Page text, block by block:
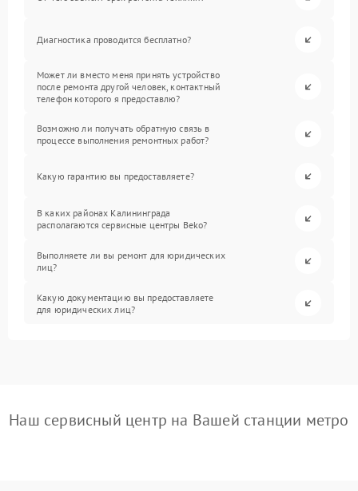
Диагностика проводится бесплатно?
Может ли вместо меня принять устройство
после ремонта другой человек, контактный
телефон которого я предоставлю?
Возможно ли получать обратную связь в
процессе выполнения ремонтных работ?
Какую гарантию вы предоставляете?
В каких районах Калининграда
располагаются сервисные центры Beko?
Выполняете ли вы ремонт для юридических
лиц?
Какую документацию вы предоставляете
для юридических лиц?
Наш сервисный центр на Вашей станции метро